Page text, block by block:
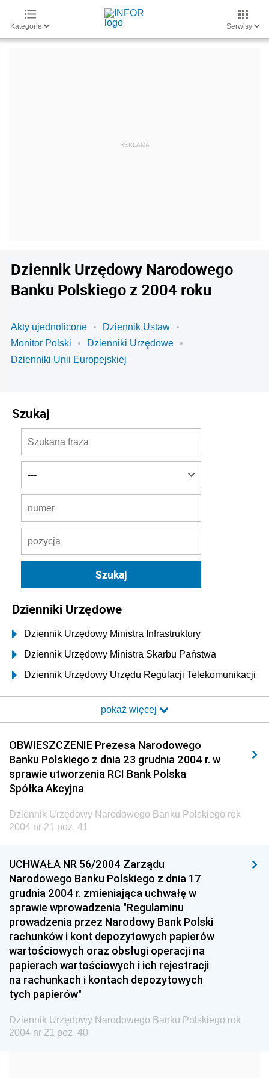
Kategorie Serwisy
Dziennik Urzędowy Narodowego
Banku Polskiego z 2004 roku
Akty ujednolicone
Dziennik Ustaw
Monitor Polski
Dzienniki Urzędowe
Dzienniki Unii Europejskiej
Szukaj
Dzienniki Urzędowe
Dziennik Urzędowy Ministra Infrastruktury
Dziennik Urzędowy Ministra Skarbu Państwa
Dziennik Urzędowy Urzędu Regulacji Telekomunikacji
Dziennik Urzędowy Ministra Transportu i Budownictwa
Elektronicznej
Dziennik Urzędowy Ministra Spraw Wewnętrznych i
Administracji
Dziennik Urzędowy Ministra Budownictwa
Dziennik Urzędowy Głównego Urzędu Miar
Dziennik Urzędowy Ministra Rolnictwa i Rozwoju Wsi
Dziennik Urzędowy Ministra Edukacji Narodowej i
Sportu
Dziennik Urzędowy Ministra Edukacji i Nauki
Dziennik Urzędowy Ministra Edukacji Narodowej
Dziennik Urzędowy Ministra Gospodarki Morskiej
Dziennik Urzędowy Komendy Głównej Państwowej
pokaż więcej
OBWIESZCZENIE Prezesa Narodowego
Banku Polskiego z dnia 23 grudnia 2004 r. w
sprawie utworzenia RCI Bank Polska
Spółka Akcyjna
Dziennik Urzędowy Narodowego Banku Polskiego rok
2004 nr 21 poz. 41
UCHWAŁA NR 56/2004 Zarządu
Narodowego Banku Polskiego z dnia 17
grudnia 2004 r. zmieniająca uchwałę w
sprawie wprowadzenia "Regulaminu
prowadzenia przez Narodowy Bank Polski
rachunków i kont depozytowych papierów
wartościowych oraz obsługi operacji na
papierach wartościowych i ich rejestracji
na rachunkach i kontach depozytowych
tych papierów"
Dziennik Urzędowy Narodowego Banku Polskiego rok
2004 nr 21 poz. 40